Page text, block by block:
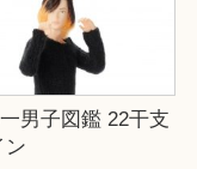
男子図鑑 22干支
ン